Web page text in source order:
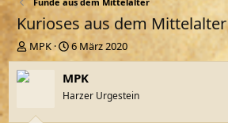
Kurioses aus dem Mittelalter
E
r
s
MPK
E
r
s
e
6 März 2020
MPK
Harzer Urgestein